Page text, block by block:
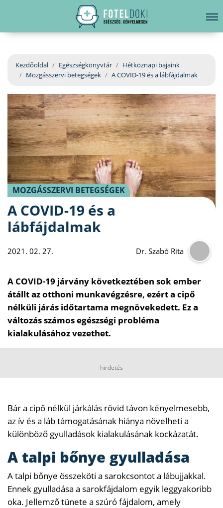
EGÉSZSÉGKÖNYVTÁR
BETEGSÉGKALAUZ
ÜGYELETKERESŐ
ORVOS VÁLASZOL
ORVOSKERESŐ
hirdetés
Kezdőoldal Egészségkönyvtár
Hétköznapi bajaink
Mozgásszervi betegségek
A COVID-19 és a lábfájdalmak
MOZGÁSSZERVI BETEGSÉGEK
A COVID-19 és a
lábfájdalmak
2021. 02. 27. Dr. Szabó Rita
A COVID-19 járvány következtében sok ember
átállt az otthoni munkavégzésre, ezért a cipő
nélküli járás időtartama megnövekedett. Ez a
változás számos egészségi probléma
kialakulásához vezethet.
hirdetés
Bár a cipő nélkül járkálás rövid távon kényelmesebb,
az ív és a láb támogatásának hiánya növelheti a
különböző gyulladások kialakulásának kockázatát.
A talpi bőnye gyulladása
A talpi bőnye összeköti a sarokcsontot a lábujjakkal.
Ennek gyulladása a sarokfájdalom egyik leggyakoribb
oka. Jellemző tünete a szúró fájdalom, amely